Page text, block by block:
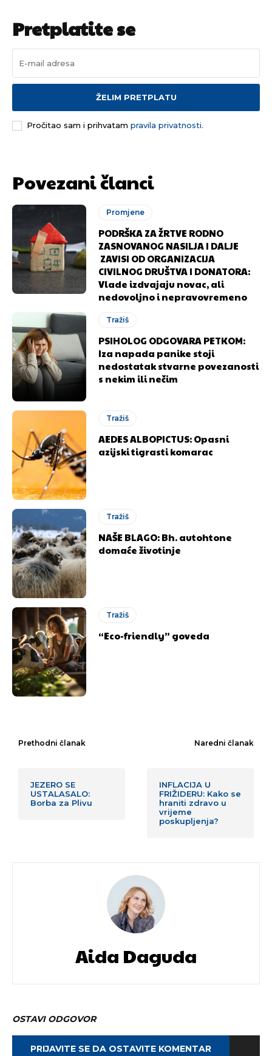
Pretplatite se
ŽELIM PRETPLATU
Pročitao sam i prihvatam pravila privatnosti.
Povezani članci
Promjene
PODRŠKA ZA ŽRTVE RODNO
ZASNOVANOG NASILJA I DALJE
ZAVISI OD ORGANIZACIJA
CIVILNOG DRUŠTVA I DONATORA:
Vlade izdvajaju novac, ali
nedovoljno i nepravovremeno
Tražiš
PSIHOLOG ODGOVARA PETKOM:
Iza napada panike stoji
nedostatak stvarne povezanosti
s nekim ili nečim
Tražiš
AEDES ALBOPICTUS: Opasni
azijski tigrasti komarac
Tražiš
NAŠE BLAGO: Bh. autohtone
domaće životinje
Tražiš
“Eco-friendly” goveda
Prethodni članak
JEZERO SE
USTALASALO:
Borba za Plivu
Naredni članak
INFLACIJA U
FRIŽIDERU: Kako se
hraniti zdravo u
vrijeme
poskupljenja?
Aida Daguda
OSTAVI ODGOVOR
PRIJAVITE SE DA OSTAVITE KOMENTAR